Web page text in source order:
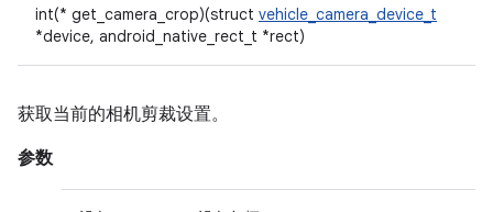
int(* get_camera_crop)(struct vehicle_camera_device_t
*device, android_native_rect_t *rect)
获取当前的相机剪裁设置。
参数